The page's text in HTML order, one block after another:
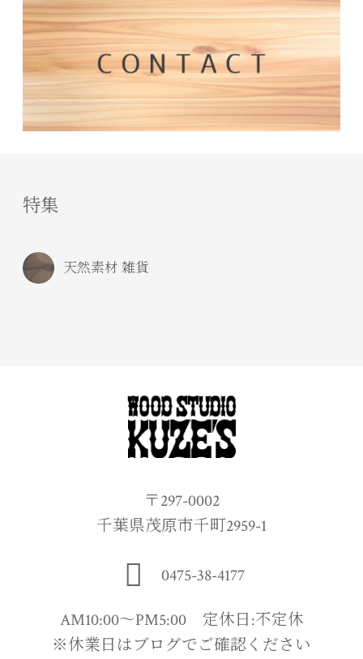
特集
天然素材 雑貨
〒297-0002
千葉県茂原市千町2959-1
0475-38-4177
AM10:00〜PM5:00 定休日:不定休
※休業日はブログでご確認ください